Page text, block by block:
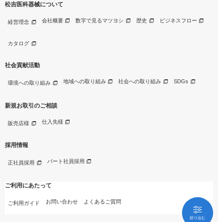
絞り込む
松吉医科器械について
経営理念 会社概要 数字で見るマツヨシ 歴史 ビジネスフロー
カタログ
社会貢献活動
環境への取り組み 地域への取り組み 社会への取り組み SDGs
新規お取引のご相談
販売店様 仕入先様
採用情報
正社員採用 パート社員採用
ご利用にあたって
ご利用ガイド お問い合わせ よくあるご質問